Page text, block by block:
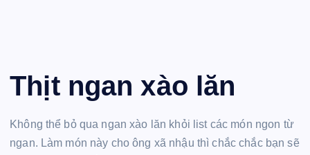
Thịt ngan xào lăn
Không thể bỏ qua ngan xào lăn khỏi list các món ngon từ
ngan. Làm món này cho ông xã nhậu thì chắc chắc bạn sẽ